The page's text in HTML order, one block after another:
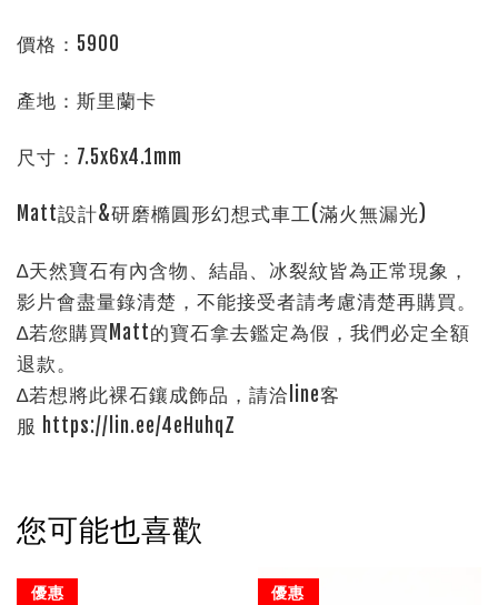
價格：5900
產地：斯里蘭卡
尺寸：7.5x6x4.1mm
Matt設計&研磨橢圓形幻想式車工(滿火無漏光)
∆天然寶石有內含物、結晶、冰裂紋皆為正常現象，
影片會盡量錄清楚，不能接受者請考慮清楚再購買。
∆若您購買Matt的寶石拿去鑑定為假，我們必定全額
退款。
∆若想將此裸石鑲成飾品，請洽line客
服 https://lin.ee/4eHuhqZ
您可能也喜歡
優惠 優惠